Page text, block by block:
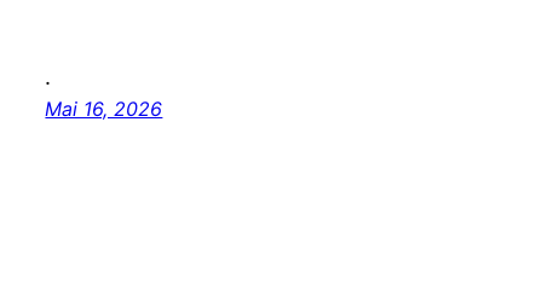
.
Mai 16, 2026